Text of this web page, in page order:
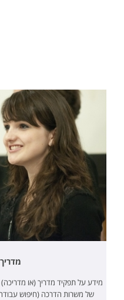
מידע על תפקיד מדריך (או
של משרות הדרכה (חיפוש